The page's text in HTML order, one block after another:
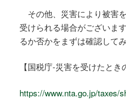
その他、災害により被害
受けられる場合がございま
るか否かをまずは確認してみ
【国税庁-災害を受けたとき
https://www.nta.go.jp/taxes/